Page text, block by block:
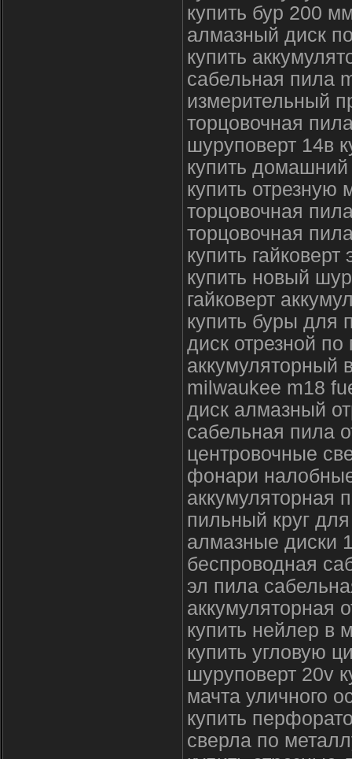
купить бур 200
алмазный диск
купить
сабельная пила
измерительный
торцовочная
шуруповерт 14в
купить
купить отрезную
торцовочная
торцовочная
купить
купить новый
гайковерт
купить буры для
диск отрезной
аккумуляторный
milwaukee m18
диск алмазный
сабельная пила
центровочные
фонари
аккумуляторная
пильный круг
алмазные диски
беспроводная
эл пила
аккумуляторная
купить нейлер в
купить угловую
шуруповерт 20v
мачта уличного
купить
сверла по